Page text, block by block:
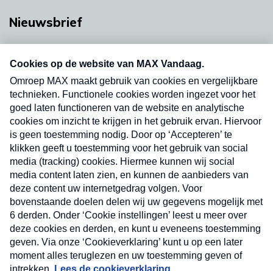
Nieuwsbrief
Neem hier een gratis abonnement op onze
nieuwsbrief. Elke vrijdag- en dinsdagochtend in
uw mailbox.
Verzend
Nieuwsbrief
Neem hier een gratis abonnement op onze
nieuwsbrief. Elke vrijdag- en dinsdagochtend in uw